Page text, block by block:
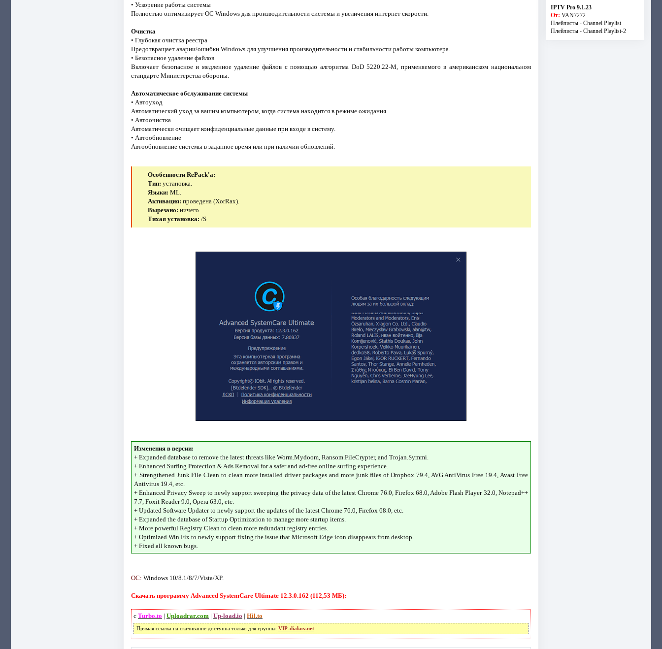
• Ускорение работы системы
Полностью оптимизирует ОС Windows для производительности системы и увеличения интернет скорости.
Очистка
• Глубокая очистка реестра
Предотвращает аварии/ошибки Windows для улучшения производительности и стабильности работы компьютера.
• Безопасное удаление файлов
Включает безопасное и медленное удаление файлов с помощью алгоритма DoD 5220.22-M, применяемого в американском национальном
стандарте Министерства обороны.
Автоматическое обслуживание системы
• Автоуход
Автоматический уход за вашим компьютером, когда система находится в режиме ожидания.
• Автоочистка
Автоматически очищает конфиденциальные данные при входе в систему.
• Автообновление
Автообновление системы в заданное время или при наличии обновлений.
Особенности RePack'a:
Тип: установка.
Языки: ML.
Активация: проведена (XorRax).
Вырезано: ничего.
Тихая установка: /S
Изменения в версии:
+ Expanded database to remove the latest threats like Worm.Mydoom, Ransom.FileCrypter, and Trojan.Symmi.
+ Enhanced Surfing Protection & Ads Removal for a safer and ad-free online surfing experience.
+ Strengthened Junk File Clean to clean more installed driver packages and more junk files of Dropbox 79.4, AVG AntiVirus Free 19.4, Avast Free
Antivirus 19.4, etc.
+ Enhanced Privacy Sweep to newly support sweeping the privacy data of the latest Chrome 76.0, Firefox 68.0, Adobe Flash Player 32.0, Notepad++
7.7, Foxit Reader 9.0, Opera 63.0, etc.
+ Updated Software Updater to newly support the updates of the latest Chrome 76.0, Firefox 68.0, etc.
+ Expanded the database of Startup Optimization to manage more startup items.
+ More powerful Registry Clean to clean more redundant registry entries.
+ Optimized Win Fix to newly support fixing the issue that Microsoft Edge icon disappears from desktop.
+ Fixed all known bugs.
ОС: Windows 10/8.1/8/7/Vista/XP.
Скачать программу Advanced SystemCare Ultimate 12.3.0.162 (112,53 МБ):
с Turbo.to | Uploadrar.com| Up-load.io | Hil.to
Прямая ссылка на скачивание доступна только для группы: VIP-diakov.net
IPTV Pro 9.1.23
От: VAN7272
Плейлисты - Channel Playlist
Плейлисты - Channel Playlist-2